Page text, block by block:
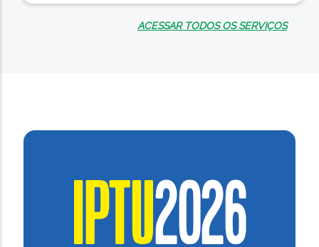
ACESSAR TODOS OS SERVIÇOS